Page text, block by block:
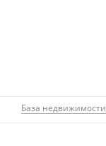
База недвижимости